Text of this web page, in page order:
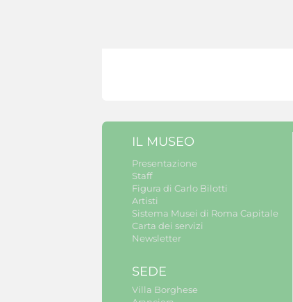
IL MUSEO
Presentazione
Staff
Figura di Carlo Bilotti
Artisti
Sistema Musei di Roma Capitale
Carta dei servizi
Newsletter
SEDE
Villa Borghese